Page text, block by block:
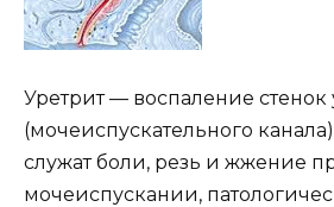
Уретрит — воспаление стенок
(мочеиспускательного
служат боли, резь и жжение
мочеиспускании,